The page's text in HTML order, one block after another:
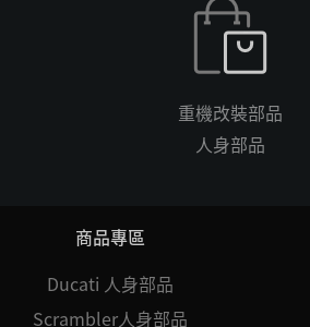
重機改裝部品
人身部品
商品專區
Ducati 人身部品
Scrambler人身部品